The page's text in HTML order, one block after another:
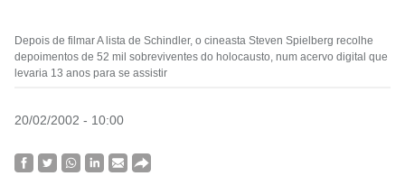
Depois de filmar A lista de Schindler, o cineasta Steven Spielberg recolhe
depoimentos de 52 mil sobreviventes do holocausto, num acervo digital que
levaria 13 anos para se assistir
20/02/2002 - 10:00